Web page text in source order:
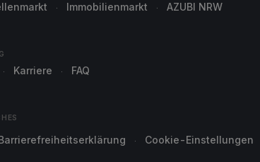
Immobilienmarkt AZUBI NRW
Karriere FAQ
Cookie-Einstellungen